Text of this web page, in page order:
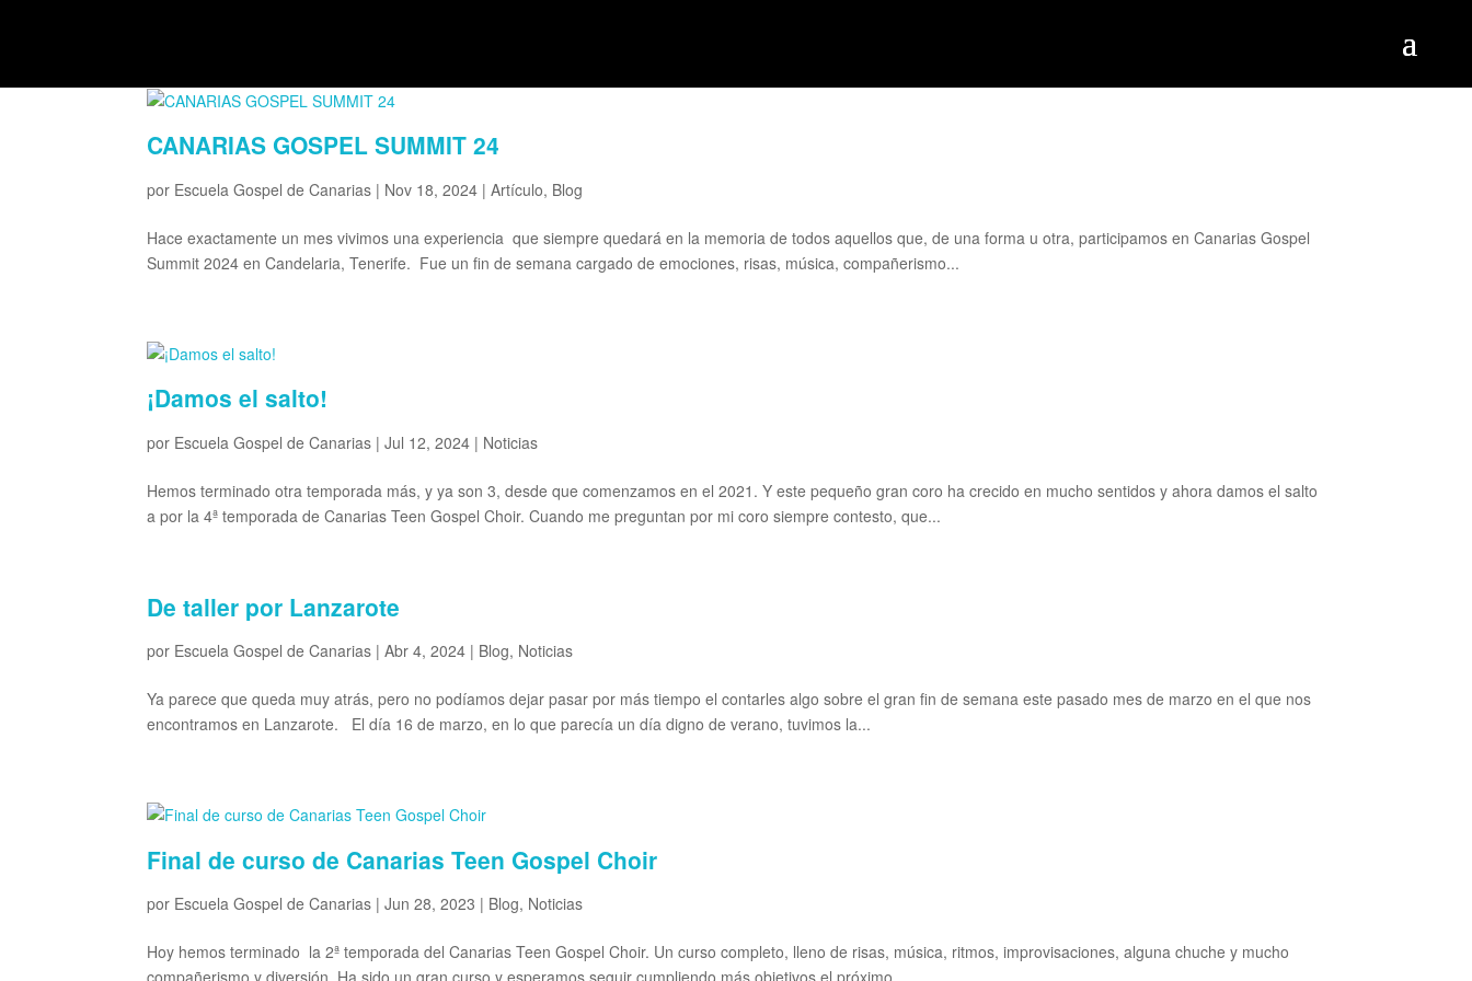
CANARIAS GOSPEL SUMMIT 24
por Escuela Gospel de Canarias | Nov 18, 2024 |Artículo, Blog
Hace exactamente un mes vivimos una experiencia que siempre quedará en la memoria de todos aquellos que, de una forma u otra, participamos en Canarias Gospel
Summit 2024 en Candelaria, Tenerife. Fue un fin de semana cargado de emociones, risas, música, compañerismo...
¡Damos el salto!
por Escuela Gospel de Canarias |Jul 12, 2024 | Noticias
Hemos terminado otra temporada más, y ya son 3, desde que comenzamos en el 2021. Y este pequeño gran coro ha crecido en mucho sentidos y ahora damos el salto
a por la 4ª temporada de Canarias Teen Gospel Choir. Cuando me preguntan por mi coro siempre contesto, que...
De taller por Lanzarote
por Escuela Gospel de Canarias |Abr 4, 2024 | Blog, Noticias
Ya parece que queda muy atrás, pero no podíamos dejar pasar por más tiempo el contarles algo sobre el gran fin de semana este pasado mes de marzo en el que nos
encontramos en Lanzarote. El día 16 de marzo, en lo que parecía un día digno de verano, tuvimos la...
Final de curso de Canarias Teen Gospel Choir
por Escuela Gospel de Canarias |Jun 28, 2023 | Blog, Noticias
Hoy hemos terminado la 2ª temporada del Canarias Teen Gospel Choir. Un curso completo, lleno de risas, música, ritmos, improvisaciones, alguna chuche y mucho
compañerismo y diversión. Ha sido un gran curso y esperamos seguir cumpliendo más objetivos el próximo. ...